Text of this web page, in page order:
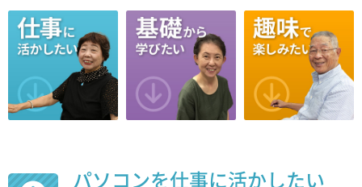
パソコンを仕事に活かしたい